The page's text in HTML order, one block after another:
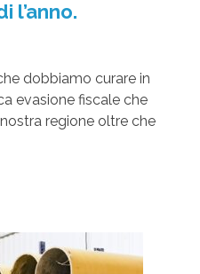
l’anno.
dobbiamo curare in
evasione fiscale che
regione oltre che